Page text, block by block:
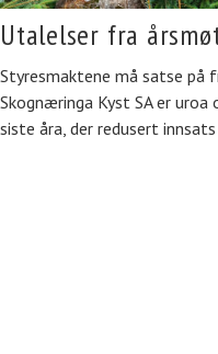
Utalelser fra
Styresmaktene må satse på
Skognæringa Kyst SA er uroa
siste åra, der redusert